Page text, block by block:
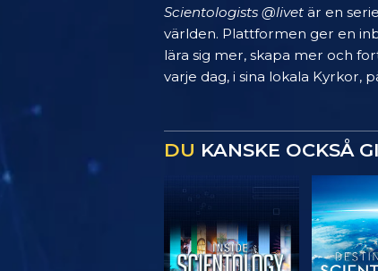
Scientologists @livet är en
världen. Plattformen ger en
lära sig mer, skapa mer och
varje dag, i sina lokala Kyrkor,
DU KANSKE OCKSÅ